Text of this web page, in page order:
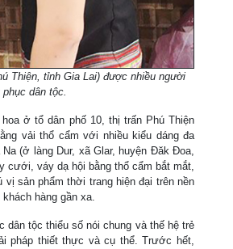
Thiện, tỉnh Gia Lai) được nhiều người
dân tộc.
ở tổ dân phố 10, thị trấn Phú Thiện
vải thổ cẩm với nhiều kiểu dáng đa
(ở làng Dur, xã Glar, huyện Đăk Đoa,
cưới, váy dạ hội bằng thổ cẩm bắt mắt,
sản phẩm thời trang hiện đại trên nền
hàng gần xa.
tộc thiểu số nói chung và thế hệ trẻ
pháp thiết thực và cụ thể. Trước hết,